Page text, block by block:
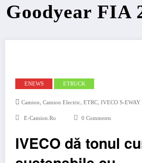
Goodyear FIA
ENEWS ETRUCK
Camion, Camion Electric, ETRC, IVECO S-EWAY
E-Camion.ro 0 Comments
IVECO dă tonul